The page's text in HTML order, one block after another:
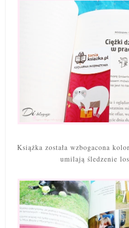
Książka została wzbogacona
umilają śledzenie